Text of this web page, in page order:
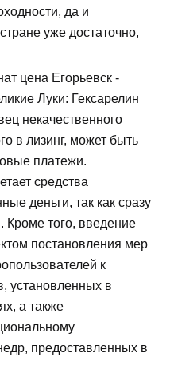
да и
уже достаточно,
цена Егорьевск -
Луки: Гексарелин
некачественного
в лизинг, может быть
платежи.
средства
деньги, так как сразу
Кроме того, введение
постановления мер
к
установленных в
а также
предоставленных в